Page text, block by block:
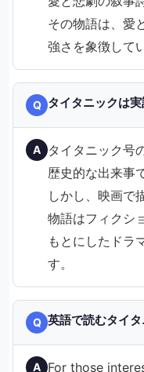
その物語は、愛
強さを象徴して
Q タイタニックは
A
タイタニック号
歴史的な出来事
しかし、映画で
物語はフィクシ
もとにしたドラ
す。
Q 英語で読むタイ
A For those